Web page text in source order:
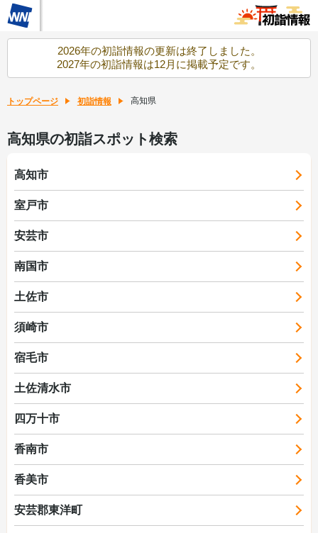
2026年の初詣情報の更新は終了しました。
2027年の初詣情報は12月に掲載予定です。
トップページ 初詣情報 高知県
高知県の初詣スポット検索
高知市
室戸市
安芸市
南国市
土佐市
須崎市
宿毛市
土佐清水市
四万十市
香南市
香美市
安芸郡東洋町